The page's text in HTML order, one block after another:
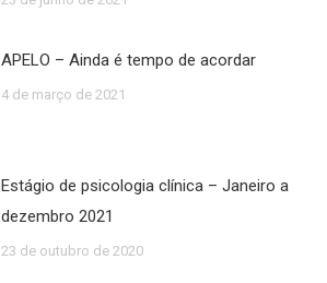
APELO – Ainda é tempo de acordar
4 de março de 2021
Estágio de psicologia clínica – Janeiro a
dezembro 2021
23 de outubro de 2020